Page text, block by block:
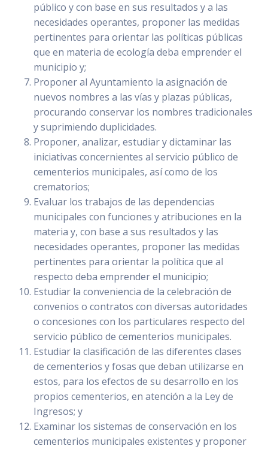
público y con base en sus resultados y a las
necesidades operantes, proponer las medidas
pertinentes para orientar las políticas públicas
que en materia de ecología deba emprender el
municipio y;
Proponer al Ayuntamiento la asignación de
nuevos nombres a las vías y plazas públicas,
procurando conservar los nombres tradicionales
y suprimiendo duplicidades.
Proponer, analizar, estudiar y dictaminar las
iniciativas concernientes al servicio público de
cementerios municipales, así como de los
crematorios;
Evaluar los trabajos de las dependencias
municipales con funciones y atribuciones en la
materia y, con base a sus resultados y las
necesidades operantes, proponer las medidas
pertinentes para orientar la política que al
respecto deba emprender el municipio;
Estudiar la conveniencia de la celebración de
convenios o contratos con diversas autoridades
o concesiones con los particulares respecto del
servicio público de cementerios municipales.
Estudiar la clasificación de las diferentes clases
de cementerios y fosas que deban utilizarse en
estos, para los efectos de su desarrollo en los
propios cementerios, en atención a la Ley de
Ingresos; y
Examinar los sistemas de conservación en los
cementerios municipales existentes y proponer